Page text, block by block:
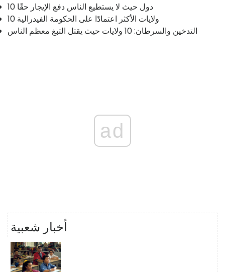
10 دول حيث لا يستطيع الناس دفع الإيجار حقًا
10 ولايات الأكثر اعتمادًا على الحكومة الفيدرالية
التدخين والسرطان: 10 ولايات حيث يقتل التبغ معظم الناس
ad
أخبار شعبية